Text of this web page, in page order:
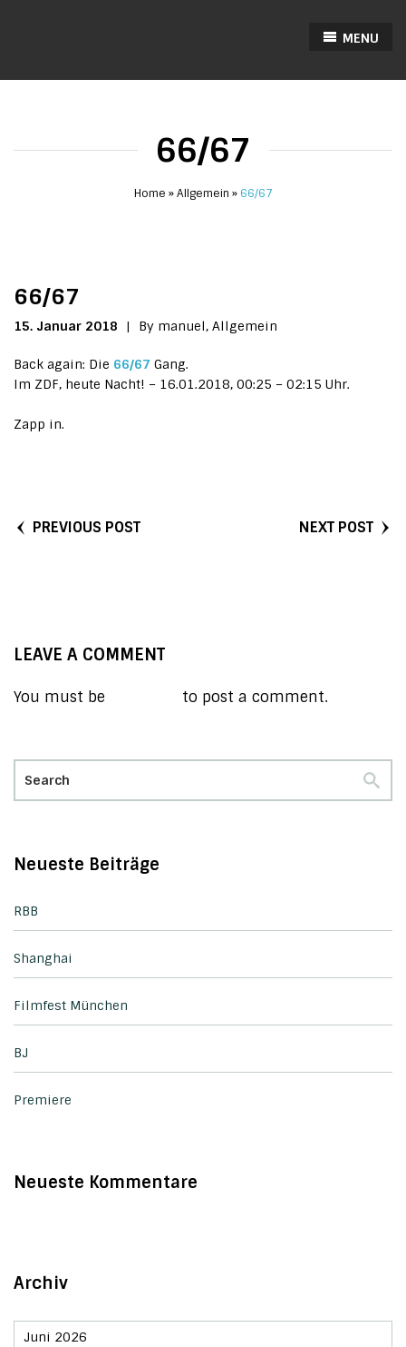
MENU
66/67
Home Allgemein 66/67
66/67
15. Januar 2018 | By manuel, Allgemein
Back again: Die 66/67 Gang.
Im ZDF, heute Nacht! – 16.01.2018, 00:25 – 02:15 Uhr.
Zapp in.
PREVIOUS POST NEXT POST
LEAVE A COMMENT
You must be to post a comment.
Neueste Beiträge
RBB
Shanghai
Filmfest München
BJ
Premiere
Neueste Kommentare
Archiv
Juni 2026